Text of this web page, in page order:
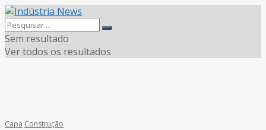
Sem resultado
Ver todos os resultados
Capa Construção